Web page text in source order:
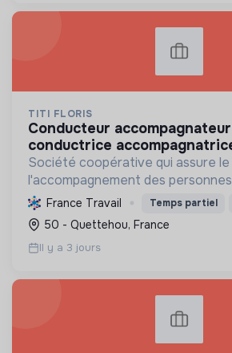
TITI FLORIS
conducteur accompagnateur /
conductrice
Société coopérative qui assure
l'accompagnement des
réduite ou en perte d'autonomie.
l'inclusion sociale et
services de transp...
France Travail Temps partiel
50 - Quettehou, France
Il y a 3 jours